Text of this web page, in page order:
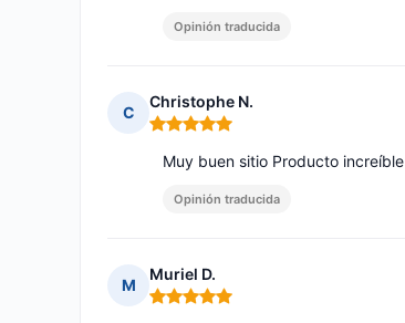
Opinión traducida
C
Christophe N.
Nota: 5 de 5
Muy buen sitio Producto increíble
Opinión traducida
M
Muriel D.
Nota: 5 de 5